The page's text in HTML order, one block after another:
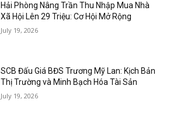
Hải Phòng Nâng Trần Thu Nhập Mua Nhà
Xã Hội Lên 29 Triệu: Cơ Hội Mở Rộng
July 19, 2026
SCB Đấu Giá BĐS Trương Mỹ Lan: Kịch Bản
Thị Trường và Minh Bạch Hóa Tài Sản
July 19, 2026